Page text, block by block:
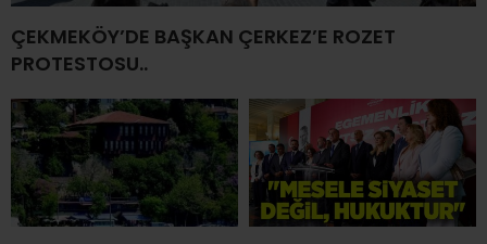
ÇEKMEKÖY’DE BAŞKAN ÇERKEZ’E ROZET
PROTESTOSU..